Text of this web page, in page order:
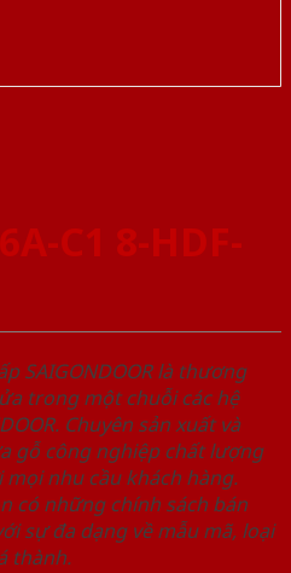
C1 8-HDF-
SAIGONDOOR là thương
trong một chuỗi các hệ
Chuyên sản xuất và
gỗ công nghiệp chất lượng
nhu cầu khách hàng.
có những chính sách bán
sự đa dạng về mẫu mã, loại
thành.